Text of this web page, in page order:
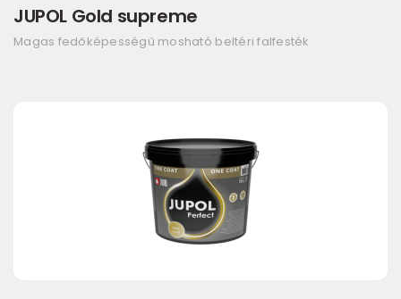
JUPOL Gold supreme
Magas fedőképességű mosható beltéri falfesték